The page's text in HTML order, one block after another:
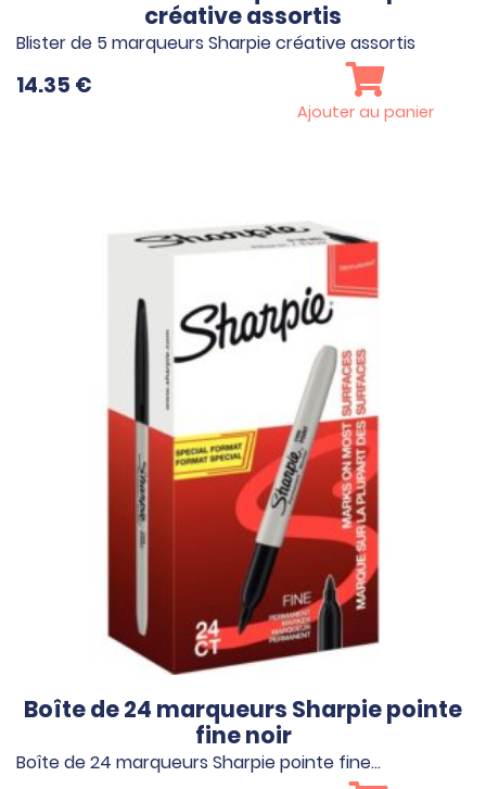
créative assortis
Blister de 5 marqueurs Sharpie créative assortis
14.35 €
Ajouter au panier
Boîte de 24 marqueurs Sharpie pointe
fine noir
Boîte de 24 marqueurs Sharpie pointe fine…